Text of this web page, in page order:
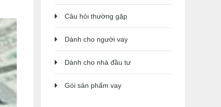
Câu hỏi thường gặp
Dành cho người vay
Dành cho nhà đầu tư
Gói sản phẩm vay